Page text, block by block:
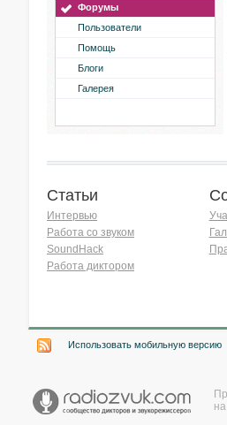
Форумы
Пользователи
Помощь
Блоги
Галерея
Статьи
Интервью
Работа со звуком
SoundHack
Работа диктором
Использовать мобильную версию